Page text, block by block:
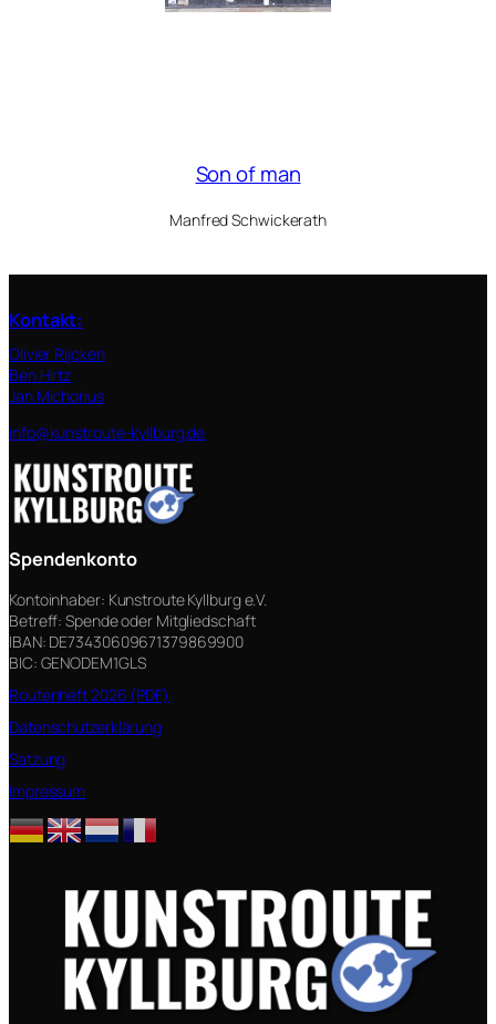
Son of man
Manfred Schwickerath
Kontakt:
Olivier Rijcken
Ben Hirtz
Jan Michorius
info@kunstroute-kyllburg.de
Spendenkonto
Kontoinhaber: Kunstroute Kyllburg e.V.
Betreff: Spende oder Mitgliedschaft
IBAN: DE73430609671379869900
BIC: GENODEM1GLS
Routenheft 2026 (PDF)
Datenschutzerklärung
Satzung
Impressum